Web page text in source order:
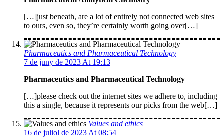
[…]just beneath, are a lot of entirely not connected web sites
to ours, even so, they’re certainly worth going over[…]
Pharmaceutics and Pharmaceutical Technology
7 de juny de 2023 At 19:13
Pharmaceutics and Pharmaceutical Technology
[…]please check out the internet sites we adhere to, including
this a single, because it represents our picks from the web[…]
Values and ethics
16 de juliol de 2023 At 08:54